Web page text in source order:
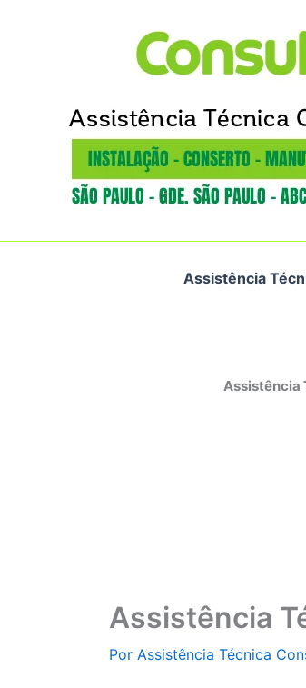
Assistência
Assistência
Assistência
Por Assistência Técnica